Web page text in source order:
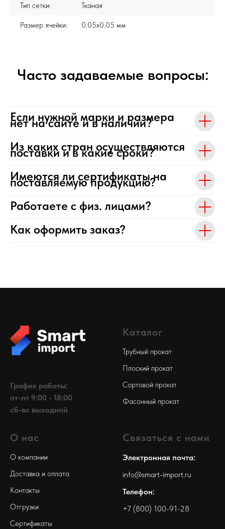
Тип сетки: Тканая
Размер ячейки: 0.05x0.05 мм
Часто задаваемые вопросы:
Если нужной марки и размера
нет на сайте и в наличии?
Из каких стран осуществляются
поставки и в какие сроки?
Имеются ли сертификаты на
поставляемую продукцию?
Работаете с физ. лицами?
Как оформить заказ?
График работы:
пт-пт 9:00 - 18:00
сб-вс выходной
Каталог
Трубный прокат
Плоский прокат
Сортовой прокат
Фасонный прокат
О нас
О компании
Доставка и оплата
Контакты
Отгрузки
Сертификаты
Связаться с нами
Электронная почта:
info@smart-import.ru
Телефон:
+7 (800) 100-91-28